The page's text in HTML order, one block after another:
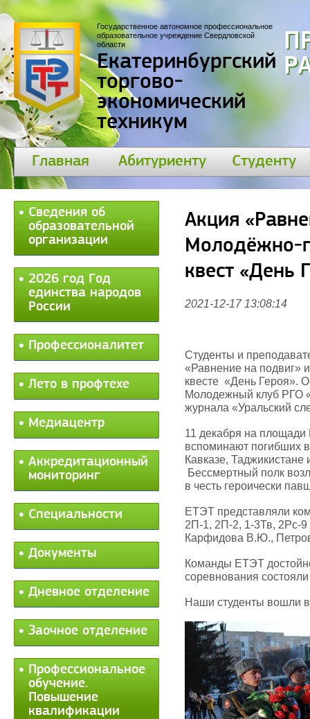
Государственное автономное профессиональное
образовательное учреждение Свердловской
области
Екатеринбургский
торгово-
экономический
техникум
Главная Абитуриенту Студенту
Сведения об
образовательной
организации
2026 год Год
единства народов
России
Профессионалитет
Лето в профтехе
Медиацентр
Аккредитационный
мониторинг
Специальности
Документы
Дневное отделение
Заочное отделение
Профессиональное
обучение.
Повышение
квалификации
Акция
Молодёжно-
квест «День
2021-12-17 13:08:14
Студенты и
«Равнение на подвиг»
квесте «День Героя».
Молодежный клуб РГО
журнала «Уральский
11 декабря на площади
вспоминают погибших
Кавказе, Таджикистане
Бессмертный полк
в честь героически
ЕТЭТ представляли
2П-1, 2П-2, 1-3Тв, 2Рс-
Карфидова В.Ю.,
Команды ЕТЭТ
соревнования
Наши студенты вошли